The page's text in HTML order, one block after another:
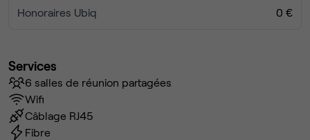
Honoraires Ubiq 0 €
Services
6 salles de réunion partagées
Wifi
Câblage RJ45
Fibre